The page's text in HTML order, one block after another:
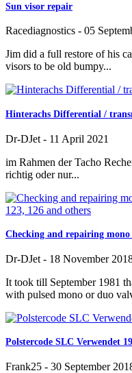
Sun visor repair
Racediagnostics - 05
Jim did a full restore of his
visors to be old bumpy...
Hinterachs Differential /
Dr-DJet - 11 April 2021
im Rahmen der Tacho
richtig oder nur...
Checking and repairing
Dr-DJet - 18 November
It took till September 1981
with pulsed mono or duo
Polstercode SLC Verwendet
Frank25 - 30 September